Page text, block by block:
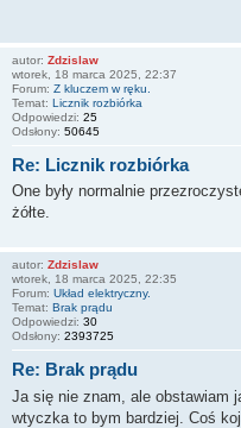
autor: Zdzislaw
wtorek, 18 marca 2025, 22:37
Forum: Z kluczem w ręku.
Temat: Licznik rozbiórka
Odpowiedzi: 25
Odsłony: 50645
Re: Licznik rozbiórka
One były normalnie
żółte.
autor: Zdzislaw
wtorek, 18 marca 2025, 22:35
Forum: Układ elektryczny.
Temat: Brak prądu
Odpowiedzi: 30
Odsłony: 2393725
Re: Brak prądu
Ja się nie znam, ale obstawiam
wtyczka to bym bardziej. Coś